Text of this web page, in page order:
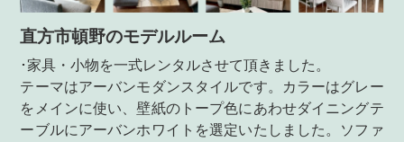
直方市頓野のモデルルーム
･家具・小物を一式レンタルさせて頂きました。
テーマはアーバンモダンスタイルです。カラーはグレー
をメインに使い、壁紙のトープ色にあわせダイニングテ
ーブルにアーバンホワイトを選定いたしました。ソファ